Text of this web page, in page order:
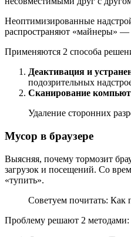
Неоптимизированные
распространяют «майнеры»
Применяются 2 способа
Деактивация и
подозрительных
Сканирование
Удаление сторонних
Мусор в браузере
Выясняя, почему тормозит
загрузок и посещений. Со
«тупить».
Советуем почитать: Как
Проблему решают 2 методами: